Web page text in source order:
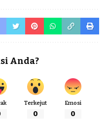
Anda?
Terkejut
0
Emosi
0